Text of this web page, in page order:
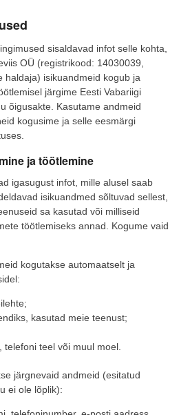
sisaldavad infot selle kohta,
OÜ (registrikood: 14030039,
haldaja) isikuandmeid kogub ja
järgime Eesti Vabariigi
õigusakte. Kasutame andmeid
kogusime ja selle eesmärgi
ja töötlemine
igasugust infot, mille alusel saab
isikuandmed sõltuvad sellest,
sa kasutad või milliseid
töötlemiseks annad. Kogume vaid
kogutakse automaatselt ja
kasutad meie teenust;
telefoni teel või muul moel.
järgnevaid andmeid (esitatud
ei ole lõplik):